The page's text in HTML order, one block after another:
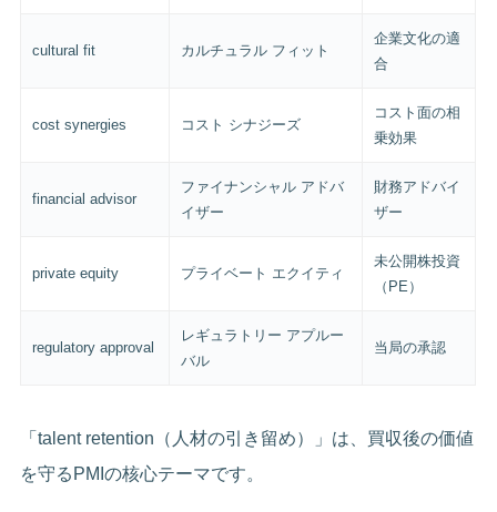
cultural fit カルチュラル フィット
企業文化の適
合
cost synergies コスト シナジーズ
コスト面の相
乗効果
financial advisor
ファイナンシャル アドバ
イザー
財務アドバイ
ザー
private equity プライベート エクイティ
未公開株投資
（PE）
regulatory approval
レギュラトリー アプルー
バル
当局の承認
「talent retention（人材の引き留め）」は、買収後の価値
を守るPMIの核心テーマです。